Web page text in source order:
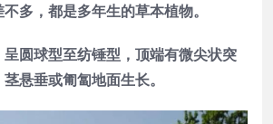
多，都是多年生的草本植物。
圆球型至纺锤型，顶端有微尖状突
茎悬垂或匍匐地面生长。